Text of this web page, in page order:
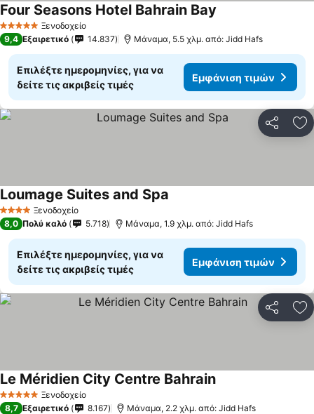
5 Αστέρια Ξενοδοχείο
Four Seasons Hotel Bahrain Bay
9,4 Εξαιρετικό 14.837 Μάναμα, 5.5 χλμ. από: Jidd Hafs
Επιλέξτε ημερομηνίες, για να
δείτε τις ακριβείς τιμές
Εμφάνιση τιμών
4 ΑστέριαΞενοδοχείο
Loumage Suites and Spa
8,0 Πολύ καλό 5.718 Μάναμα, 1.9 χλμ. από: Jidd Hafs
Επιλέξτε ημερομηνίες, για να
δείτε τις ακριβείς τιμές
Εμφάνιση τιμών
5 Αστέρια Ξενοδοχείο
Le Méridien City Centre BahrainΕμφάνιση τιμών
8,7 Εξαιρετικό 8.167 Μάναμα, 2.2 χλμ. από: Jidd Hafs